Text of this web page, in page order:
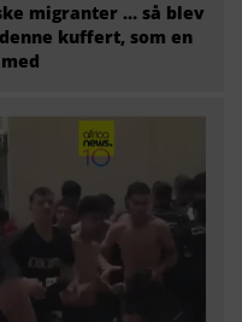
migranter … så blev
kuffert, som en